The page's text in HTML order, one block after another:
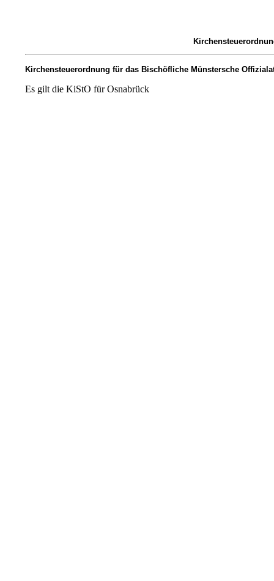
Kirchensteuerordnung für das Bischöfliche Münstersche
Es gilt die KiStO für Osnabrück